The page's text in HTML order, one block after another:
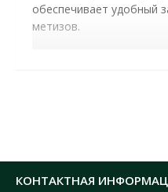
обеспечивает удобный
метизов.
КОНТАКТНАЯ